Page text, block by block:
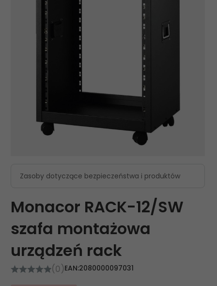
Zasoby dotyczące bezpieczeństwa i produktów
Monacor RACK-12/SW
szafa montażowa
urządzeń rack
(0)EAN:2080000097031